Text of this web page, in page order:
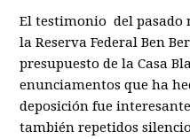
El testimonio del pasado
la Reserva Federal Ben
presupuesto de la Casa
enunciamentos que ha
deposición fue
también repetidos